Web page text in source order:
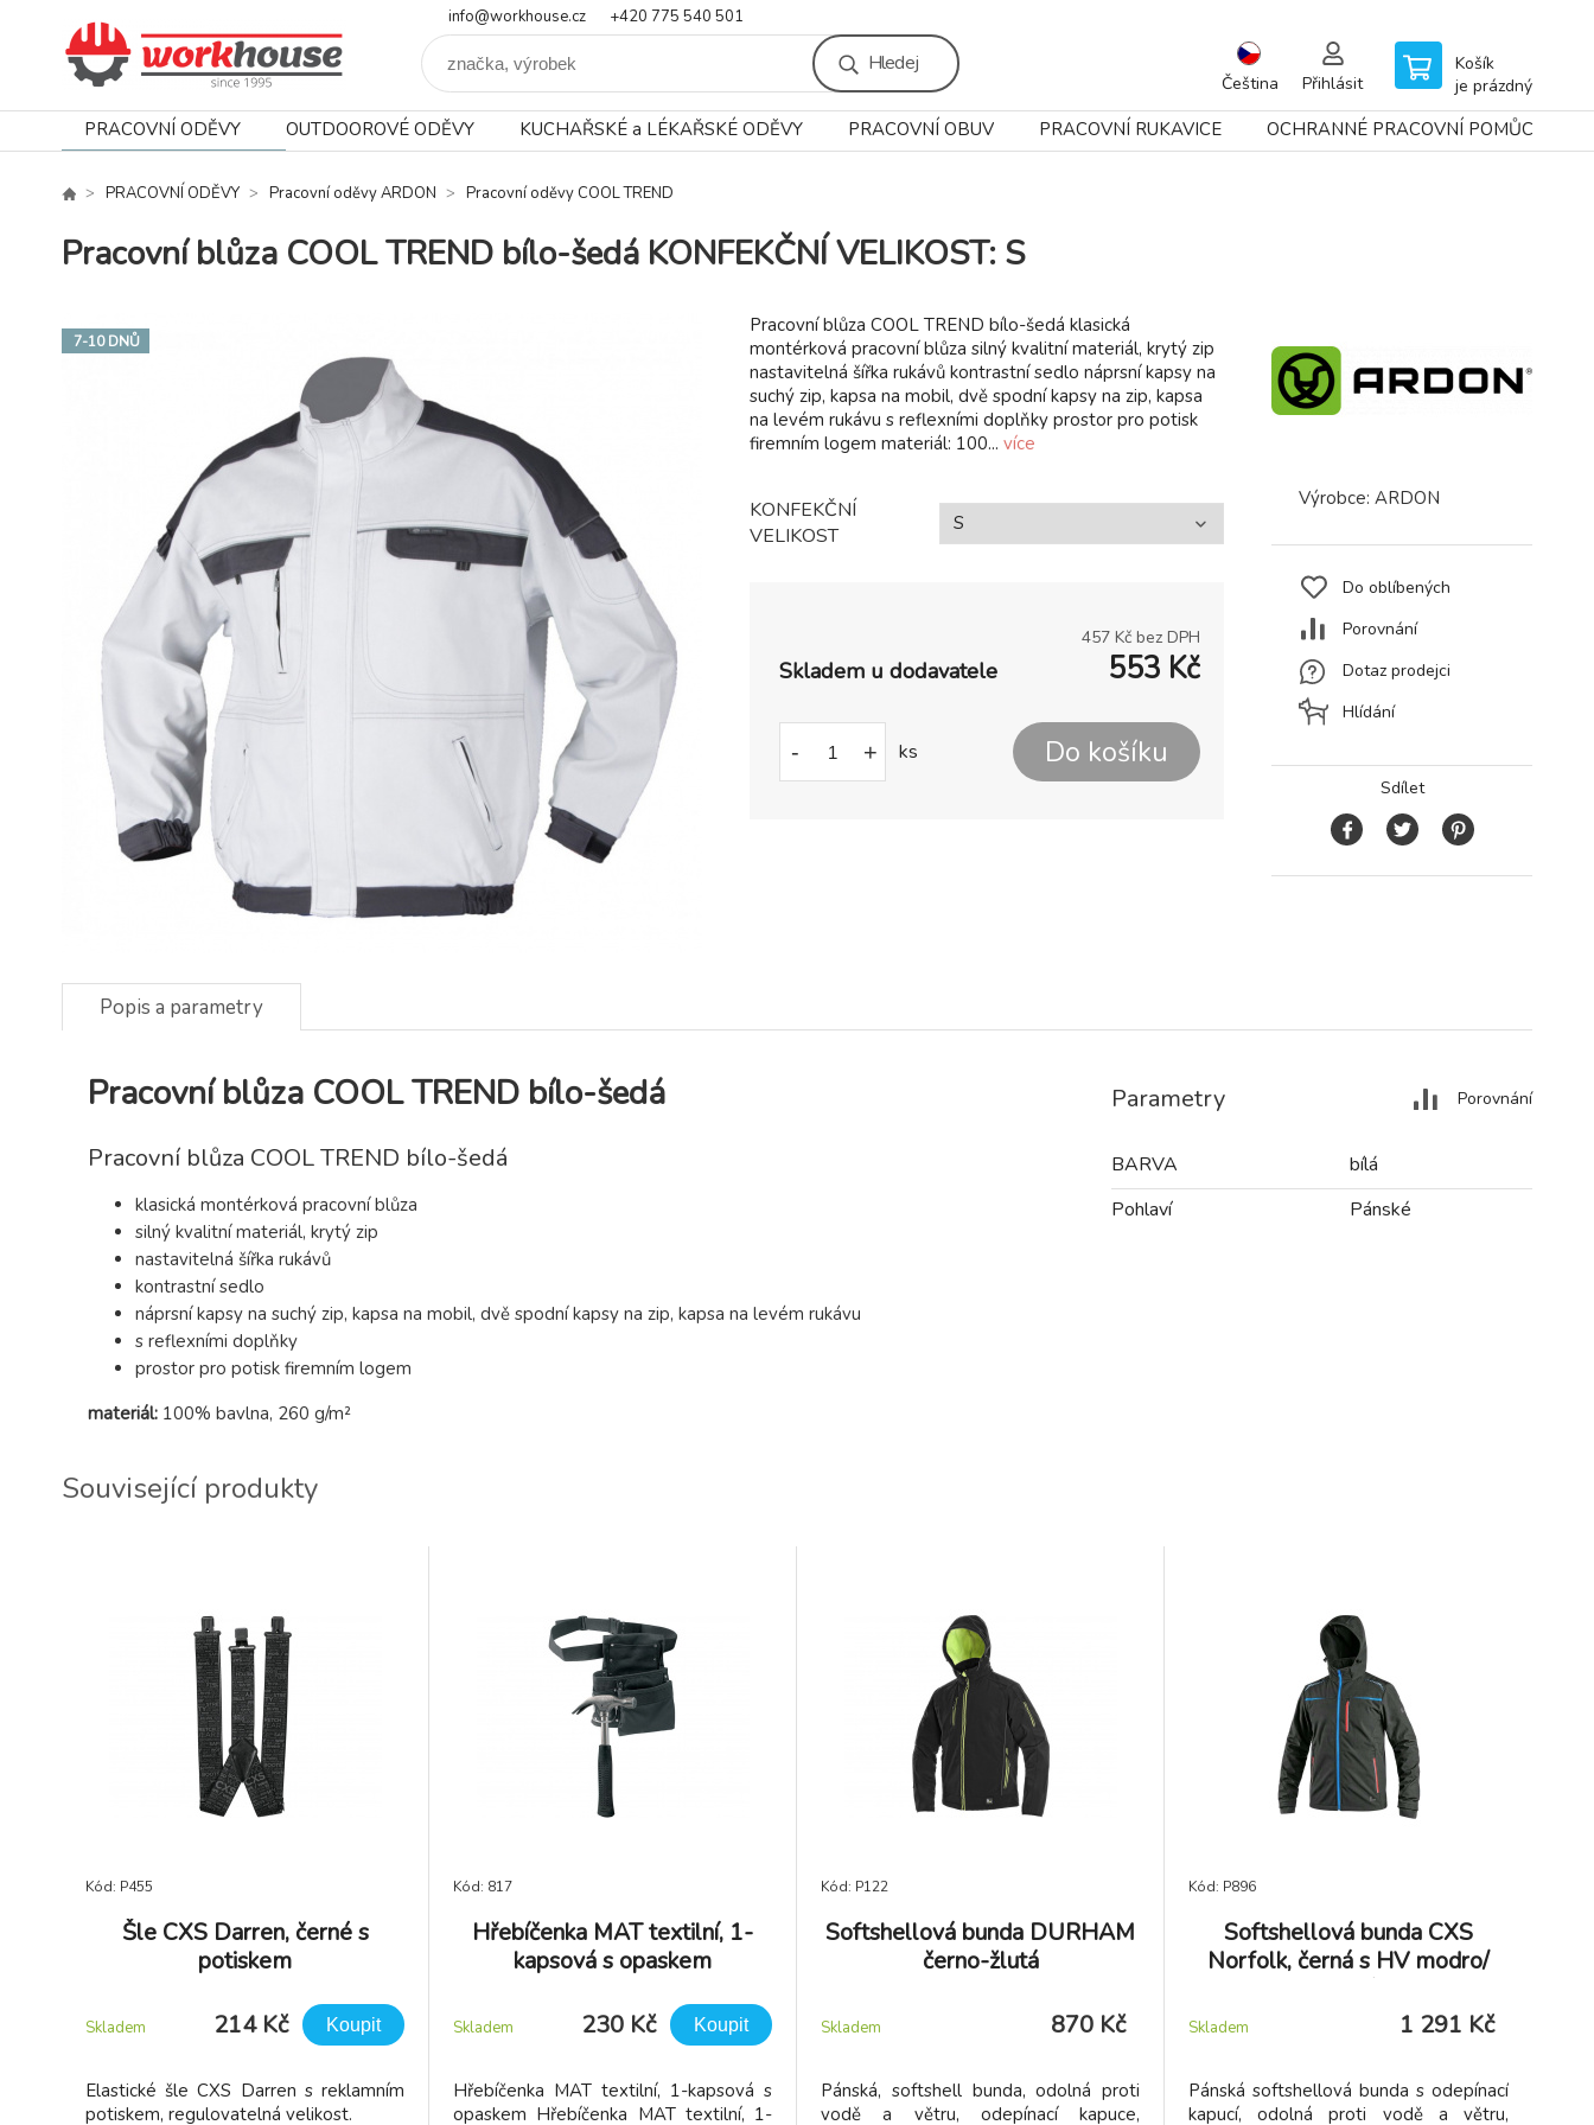
info@workhouse.cz +420 775 540 501
Hledej
Čeština Přihlásit
Košík
je prázdný
PRACOVNÍ ODĚVY OUTDOOROVÉ ODĚVY KUCHAŘSKÉ a LÉKAŘSKÉ ODĚVY PRACOVNÍ OBUV PRACOVNÍ RUKAVICE OCHRANNÉ PRACOVNÍ POMŮCKY
PRACOVNÍ ODĚVY Pracovní oděvy ARDON Pracovní oděvy COOL TREND
Pracovní blůza COOL TREND bílo-šedá KONFEKČNÍ VELIKOST: S
7-10 DNŮ
Pracovní blůza COOL TREND bílo-šedá klasická
montérková pracovní blůza silný kvalitní materiál, krytý zip
nastavitelná šířka rukávů kontrastní sedlo náprsní kapsy na
suchý zip, kapsa na mobil, dvě spodní kapsy na zip, kapsa
na levém rukávu s reflexními doplňky prostor pro potisk
firemním logem materiál: 100... více
KONFEKČNÍ
VELIKOST
457 Kč bez DPH
Skladem u dodavatele 553 Kč
- + ks Do košíku
Výrobce: ARDON
Do oblíbených
Porovnání
Dotaz prodejci
Hlídání
Sdílet
Popis a parametry
Pracovní blůza COOL TREND bílo-šedá
Pracovní blůza COOL TREND bílo-šedá
klasická montérková pracovní blůza
silný kvalitní materiál, krytý zip
nastavitelná šířka rukávů
kontrastní sedlo
náprsní kapsy na suchý zip, kapsa na mobil, dvě spodní kapsy na zip, kapsa na levém rukávu
s reflexními doplňky
prostor pro potisk firemním logem
materiál: 100% bavlna, 260 g/m²
Parametry Porovnání
BARVA
bílá
Pohlaví
Pánské
Související produkty
Kód: P455
Šle CXS Darren, černé s
potiskem
Skladem 214 Kč Koupit
Elastické šle CXS Darren s reklamním
potiskem, regulovatelná velikost.
Kód: 817
Hřebíčenka MAT textilní, 1-
kapsová s opaskem
Skladem 230 Kč Koupit
Hřebíčenka MAT textilní, 1-kapsová s
opaskem Hřebíčenka MAT textilní, 1-
Kód: P122
Softshellová bunda DURHAM
černo-žlutá
Skladem 870 Kč
Pánská, softshell bunda, odolná proti
vodě a větru, odepínací kapuce,
Kód: P896
Softshellová bunda CXS
Norfolk, černá s HV modro/
červenými
Skladem 1 291 Kč
Pánská softshellová bunda s odepínací
kapucí, odolná proti vodě a větru,